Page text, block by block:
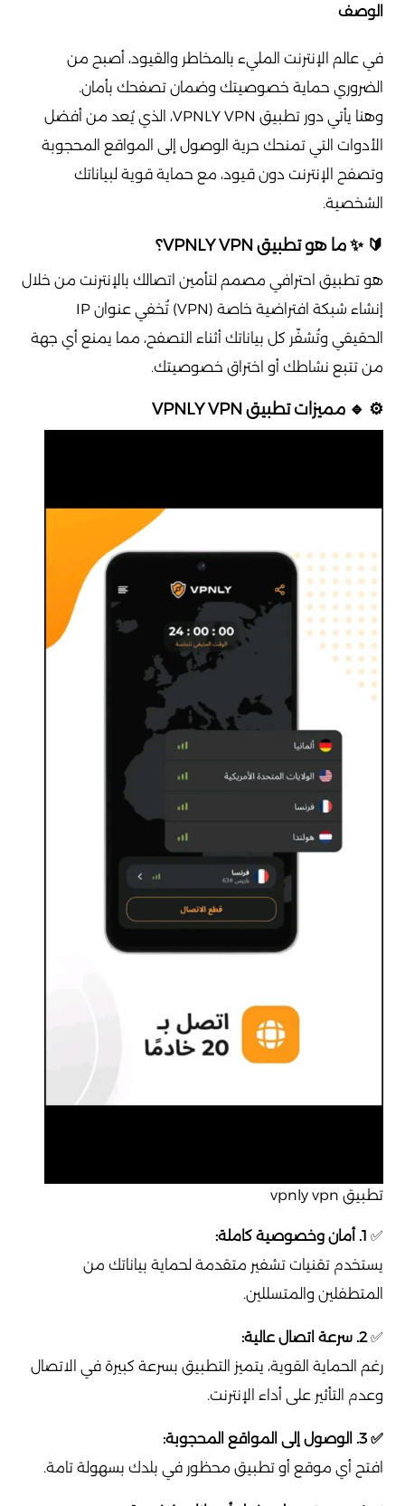
الوصف
في عالم الإنترنت المليء بالمخاطر والقيود، أصبح من
الضروري حماية خصوصيتك وضمان تصفحك بأمان.
وهنا يأتي دور تطبيق VPNLY VPN، الذي يُعد من أفضل
الأدوات التي تمنحك حرية الوصول إلى المواقع المحجوبة
وتصفح الإنترنت دون قيود، مع حماية قوية لبياناتك
الشخصية.
🔰 ✨ ما هو تطبيق VPNLY VPN؟
هو تطبيق احترافي مصمم لتأمين اتصالك بالإنترنت من خلال
إنشاء شبكة افتراضية خاصة (VPN) تُخفي عنوان IP
الحقيقي وتُشفّر كل بياناتك أثناء التصفح، مما يمنع أي جهة
من تتبع نشاطك أو اختراق خصوصيتك.
⚙️ 🔹 مميزات تطبيق VPNLY VPN
تطبيق vpnly vpn
✅ 1. أمان وخصوصية كاملة:
يستخدم تقنيات تشفير متقدمة لحماية بياناتك من
المتطفلين والمتسللين.
✅2. سرعة اتصال عالية:
رغم الحماية القوية، يتميز التطبيق بسرعة كبيرة في الاتصال
وعدم التأثير على أداء الإنترنت.
✅ 3. الوصول إلى المواقع المحجوبة:
افتح أي موقع أو تطبيق محظور في بلدك بسهولة تامة.